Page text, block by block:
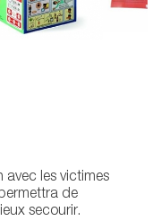
avec les victimes
de
secourir.